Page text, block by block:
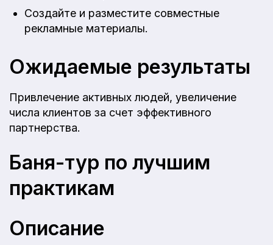
Создайте и разместите совместные
рекламные материалы.
Ожидаемые результаты
Привлечение активных людей, увеличение
числа клиентов за счет эффективного
партнерства.
Баня-тур по лучшим
практикам
Описание